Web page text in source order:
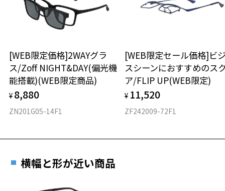
タイプ
材質
フロント素材：French Plastic/メタル
[WEB限定価格]2WAYグラ
ス/Zoff NIGHT&DAY(偏光機
能搭載)(WEB限定商品)
¥ 8,880
ZN201G05-14F1
[WEB限定セール価格]ビ
スシーンにおすすめのス
ア/FLIP UP(WEB限定)
¥ 11,520
ZF242009-72F1
横幅と形が近い商品